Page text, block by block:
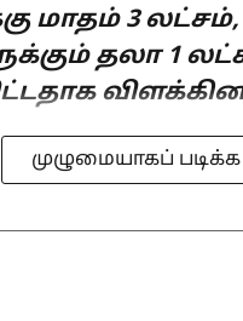
மாதம் 3
தலா 1
முழுமையாகப் படிக்க